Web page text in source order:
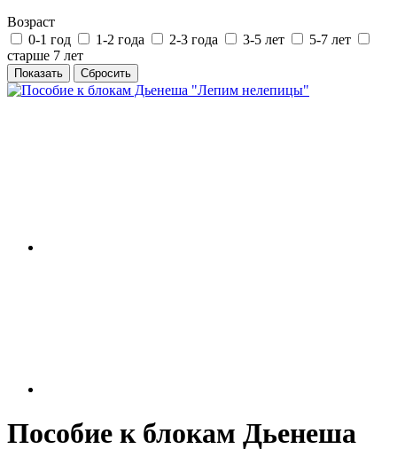
Возраст
0-1 год
1-2 года 2-3 года 3-5 лет
5-7 лет
старше 7 лет
Пособие к блокам Дьенеша